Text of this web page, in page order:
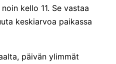
kello 11. Se vastaa
keskiarvoa paikassa
päivän ylimmät